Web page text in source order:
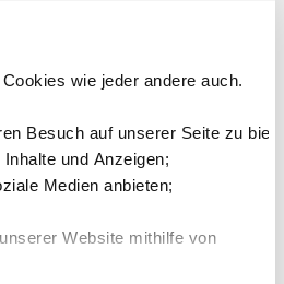
wie jeder andere auch.
Besuch auf unserer Seite zu
und Anzeigen;
Medien anbieten;
Website mithilfe von
Gewicht
Halogenfrei
Drucken: 750 – 950
Dosieren: 400 –